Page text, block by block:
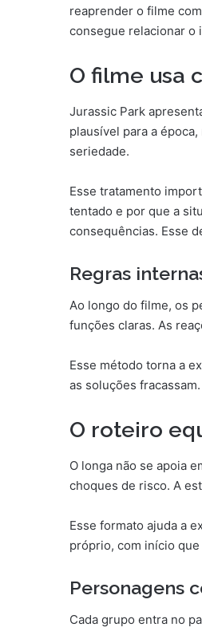
reaprender o filme
consegue relacionar o
O filme usa
Jurassic Park
plausível para a
seriedade.
Esse tratamento
tentado e por que a
consequências. Esse
Regras
Ao longo do filme, os
funções claras. As
Esse método torna a
as soluções
O roteiro
O longa não se apoia
choques de risco. A
Esse formato ajuda a
próprio, com início
Personagens
Cada grupo entra no